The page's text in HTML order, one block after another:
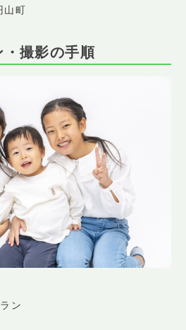
山町
撮影の手順
ン